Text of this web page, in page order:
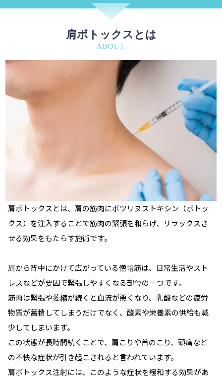
肩ボトックスとは
ABOUT
肩ボトックスとは、肩の筋肉にボツリヌストキシン（ボトッ
クス）を注入することで筋肉の緊張を和らげ、リラックスさ
せる効果をもたらす施術です。
肩から背中にかけて広がっている僧帽筋は、日常生活やスト
レスなどが要因で緊張しやすくなる部位の一つです。
筋肉は緊張や萎縮が続くと血流が悪くなり、乳酸などの疲労
物質が蓄積してしまうだけでなく、酸素や栄養素の供給も減
少してしまいます。
この状態が長時間続くことで、肩こりや首のこり、頭痛など
の不快な症状が引き起こされると言われています。
肩ボトックス注射には、このような症状を緩和する効果があ